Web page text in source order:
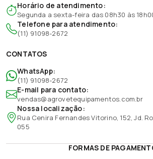
Horário de atendimento:
Segunda a sexta-feira das 08h30 às
Telefone para atendimento:
(11) 91098-2672
CONTATOS
WhatsApp:
(11) 91098-2672
E-mail para contato:
vendas@agrovetequipamentos.com.br
Nossa localização:
Rua Cenira Fernandes Vitorino, 152, Jd.
055
FORMAS DE